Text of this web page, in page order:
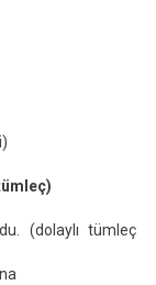
(dolaylı tümleç